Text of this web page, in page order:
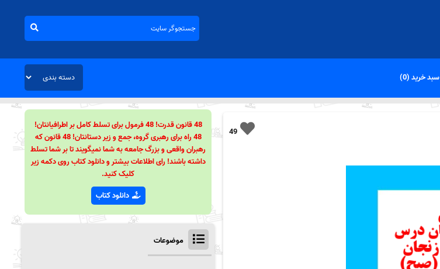
سبد خرید (0)
49
48 قانون قدرت! 48 فرمول برای تسلط کامل بر اطرافیانتان!
48 راه برای رهبری گروه، جمع و زیر دستانتان! 48 قانون که
رهبران واقعی و بزرگ جامعه به شما نمیگویند تا بر شما تسلط
داشته باشند! رای اطلاعات بیشتر و دانلود کتاب روی دکمه زیر
کلیک کنید.
دانلود کتاب
موضوعات